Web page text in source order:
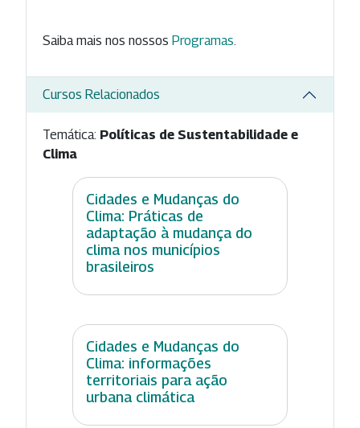
Saiba mais nos nossos Programas.
Cursos Relacionados
Temática: Políticas de Sustentabilidade e
Clima
Cidades e Mudanças do
Clima: Práticas de
adaptação à mudança do
clima nos municípios
brasileiros
Cidades e Mudanças do
Clima: informações
territoriais para ação
urbana climática